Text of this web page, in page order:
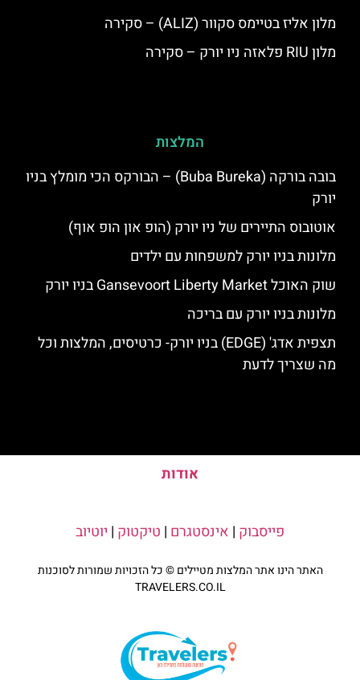
מלון אליז בטיימס סקוור (ALIZ) – סקירה
מלון RIU פלאזה ניו יורק – סקירה
המלצות
בובה בורקה (Buba Bureka) – הבורקס הכי מומלץ בניו
יורק
אוטובוס התיירים של ניו יורק (הופ און הופ אוף)
מלונות בניו יורק למשפחות עם ילדים
שוק האוכל Gansevoort Liberty Market בניו יורק
מלונות בניו יורק עם בריכה
תצפית אדג' (EDGE) בניו יורק- כרטיסים, המלצות וכל
מה שצריך לדעת
אודות
פייסבוק | אינסטגרם | טיקטוק | יוטיוב
האתר הינו אתר המלצות מטיילים © כל הזכויות שמורות לסוכנות
TRAVELERS.CO.IL